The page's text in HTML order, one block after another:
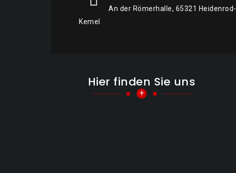
An der Römerhalle, 65321 Heidenrod-
Kemel
Hier finden Sie uns
+